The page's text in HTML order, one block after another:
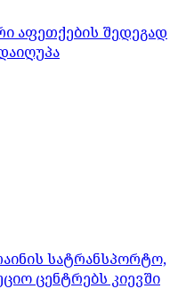
აფეთქების შედეგად
სატრანსპორტო,
ცენტრებს კიევში